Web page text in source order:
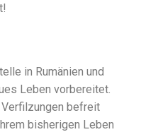
in Rumänien und
Leben vorbereitet.
befreit
bisherigen Leben